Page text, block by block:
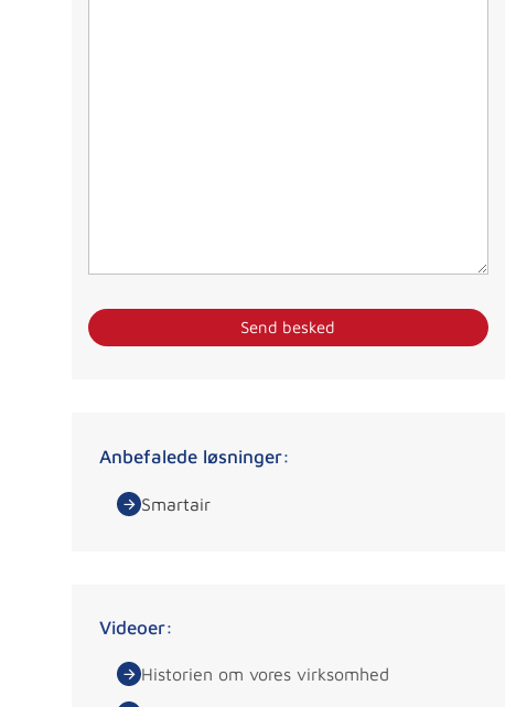
Anbefalede løsninger:
Smartair
Videoer:
Historien om vores virksomhed